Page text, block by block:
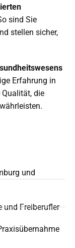
sind Sie
stellen sicher,
Erfahrung in
die
und
und Freiberufler